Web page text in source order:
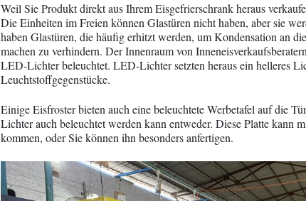
Weil Sie Produkt direkt aus Ihrem Eisgefrierschrank heraus
Die Einheiten im Freien können Glastüren nicht haben, aber sie
haben Glastüren, die häufig erhitzt werden, um Kondensation an
machen zu verhindern. Der Innenraum von
LED-Lichter beleuchtet. LED-Lichter setzten heraus ein helleres
Leuchtstoffgegenstücke.
Einige Eisfroster bieten auch eine beleuchtete Werbetafel auf die
Lichter auch beleuchtet werden kann entweder. Diese Platte kann
kommen, oder Sie können ihn besonders anfertigen.